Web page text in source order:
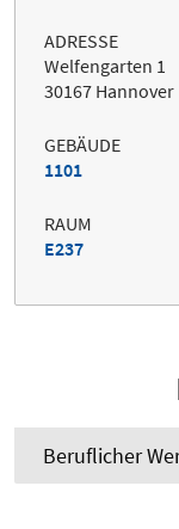
ADRESSE
Welfengarten 1
30167 Hannover
GEBÄUDE
1101
RAUM
E237
Beruflicher